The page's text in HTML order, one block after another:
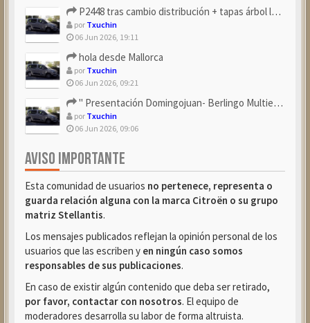
P2448 tras cambio distribución + tapas árbol levas
por Txuchin
06 Jun 2026, 19:11
hola desde Mallorca
por Txuchin
06 Jun 2026, 09:21
" Presentación Domingojuan- Berlingo Multiespace Blue ...
por Txuchin
06 Jun 2026, 09:06
AVISO IMPORTANTE
Esta comunidad de usuarios no pertenece, representa o
guarda relación alguna con la marca Citroën o su grupo
matriz Stellantis.
Los mensajes publicados reflejan la opinión personal de los
usuarios que las escriben y en ningún caso somos
responsables de sus publicaciones.
En caso de existir algún contenido que deba ser retirado,
por favor, contactar con nosotros. El equipo de
moderadores desarrolla su labor de forma altruista.